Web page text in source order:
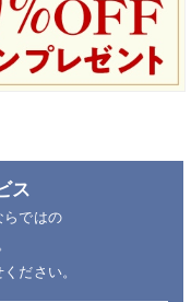
ス
らではの
ださい。